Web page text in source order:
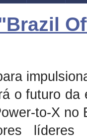
o futuro
to-X no
líderes